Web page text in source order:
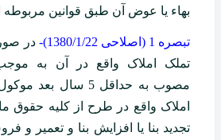
بهاء یا عوض آن طبق قوانین مربوطه
تبصره 1 (اصلاحی 1380/1/22)-
در
تملک املاک واقع در آن به
مصوب به حداقل 5 سال
املاک واقع در طرح از کلیه حقوق
تجدید بنا یا افزایش بنا و تعمیر و